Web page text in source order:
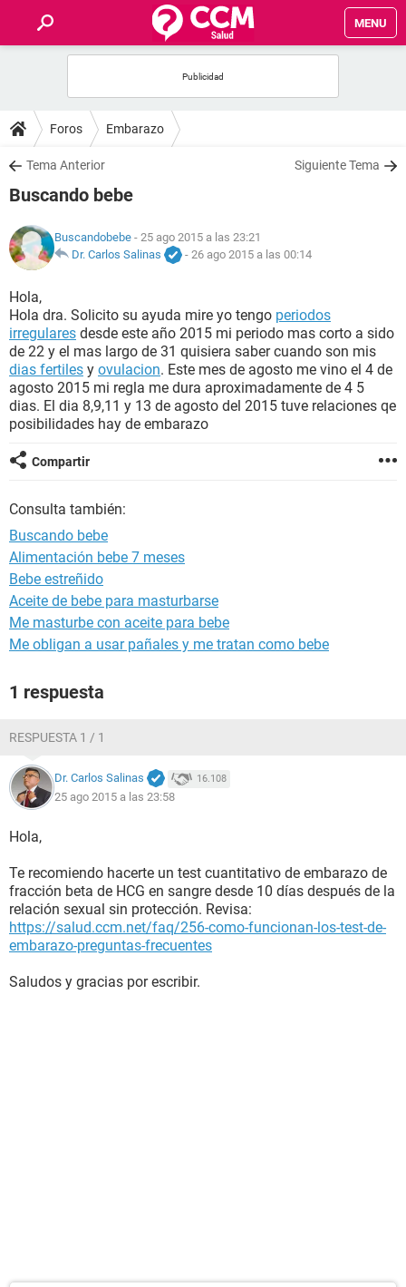
MENU
FOROS
SALUD
NUTRICIÓN
BIENESTAR
SEXUALIDAD
GLOSARIO
Foros Embarazo
Tema Anterior Siguiente Tema
Buscando bebe
Buscandobebe - 25 ago 2015 a las 23:21
Dr. Carlos Salinas
- 26 ago 2015 a las 00:14
Hola,
Hola dra. Solicito su ayuda mire yo tengo periodos
irregulares desde este año 2015 mi periodo mas corto a sido
de 22 y el mas largo de 31 quisiera saber cuando son mis
dias fertiles y ovulacion. Este mes de agosto me vino el 4 de
agosto 2015 mi regla me dura aproximadamente de 4 5
dias. El dia 8,9,11 y 13 de agosto del 2015 tuve relaciones qe
posibilidades hay de embarazo
Compartir
Consulta también:
Buscando bebe
Alimentación bebe 7 meses
Bebe estreñido
Aceite de bebe para masturbarse
Me masturbe con aceite para bebe
Me obligan a usar pañales y me tratan como bebe
1 respuesta
RESPUESTA 1 / 1
Dr. Carlos Salinas 16.108
25 ago 2015 a las 23:58
Hola,
Te recomiendo hacerte un test cuantitativo de embarazo de
fracción beta de HCG en sangre desde 10 días después de la
relación sexual sin protección. Revisa:
https://salud.ccm.net/faq/256-como-funcionan-los-test-de-
embarazo-preguntas-frecuentes
Saludos y gracias por escribir.